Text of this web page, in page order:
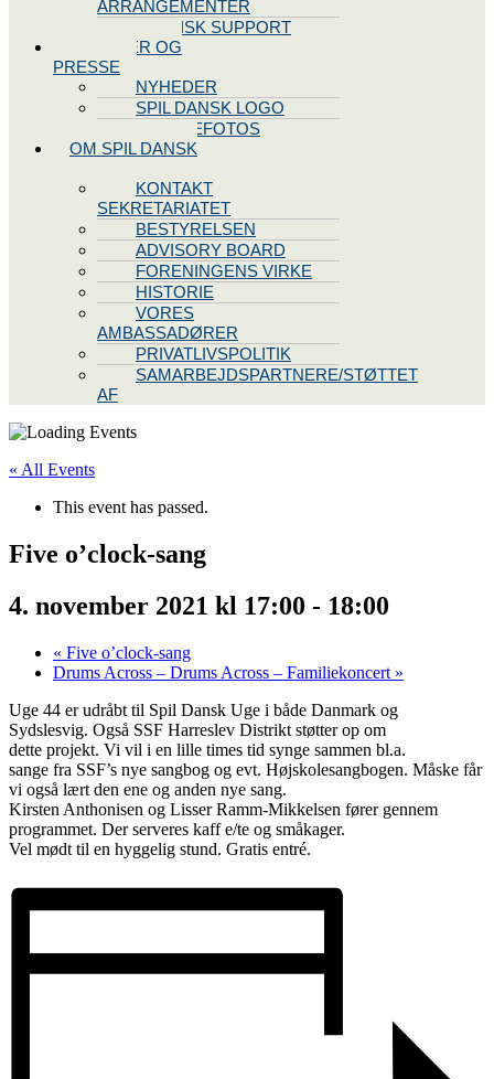
ARRANGEMENTER
TEKNISK SUPPORT
NYHEDER OG
PRESSE
NYHEDER
SPIL DANSK LOGO
PRESSEFOTOS
OM SPIL DANSK
KONTAKT
SEKRETARIATET
BESTYRELSEN
ADVISORY BOARD
FORENINGENS VIRKE
HISTORIE
VORES
AMBASSADØRER
PRIVATLIVSPOLITIK
SAMARBEJDSPARTNERE/STØTTET
AF
« All Events
This event has passed.
Five o’clock-sang
4. november 2021 kl 17:00 - 18:00
« Five o’clock-sang
Drums Across – Drums Across – Familiekoncert »
Uge 44 er udråbt til Spil Dansk Uge i både Danmark og
Sydslesvig. Også SSF Harreslev Distrikt støtter op om
dette projekt. Vi vil i en lille times tid synge sammen bl.a.
sange fra SSF’s nye sangbog og evt. Højskolesangbogen. Måske får
vi også lært den ene og anden nye sang.
Kirsten Anthonisen og Lisser Ramm-Mikkelsen fører gennem
programmet. Der serveres kaff e/te og småkager.
Vel mødt til en hyggelig stund. Gratis entré.